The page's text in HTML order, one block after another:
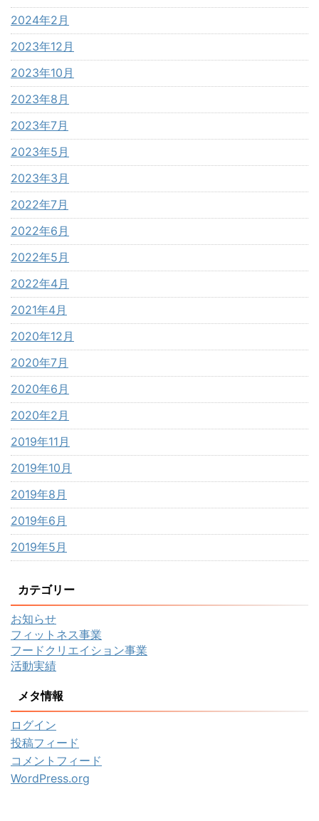
2024年2月
2023年12月
2023年10月
2023年8月
2023年7月
2023年5月
2023年3月
2022年7月
2022年6月
2022年5月
2022年4月
2021年4月
2020年12月
2020年7月
2020年6月
2020年2月
2019年11月
2019年10月
2019年8月
2019年6月
2019年5月
カテゴリー
お知らせ
フィットネス事業
フードクリエイション事業
活動実績
メタ情報
ログイン
投稿フィード
コメントフィード
WordPress.org